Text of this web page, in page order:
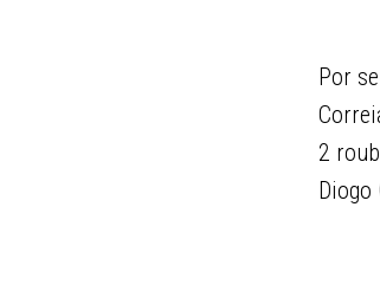
Por
2